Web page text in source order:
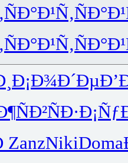
ÑÐ°Ð¹Ñ‚
ÑÐ°Ð¹Ñ‚
Ð¡Ð¾Ð´Ðµ
ÑÐ²ÑÐ·
ZanzNikiDoma